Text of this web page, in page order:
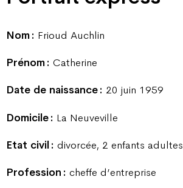
Nom : Frioud Auchlin
Prénom : Catherine
Date de naissance : 20 juin 1959
Domicile : La Neuveville
Etat civil : divorcée, 2 enfants adultes
Profession : cheffe d’entreprise